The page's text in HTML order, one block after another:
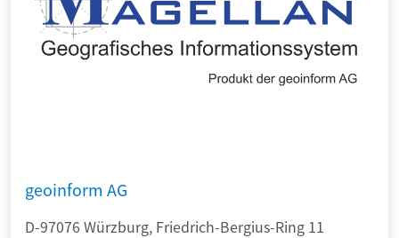
geoinform AG
D-97076 Würzburg, Friedrich-Bergius-Ring 11